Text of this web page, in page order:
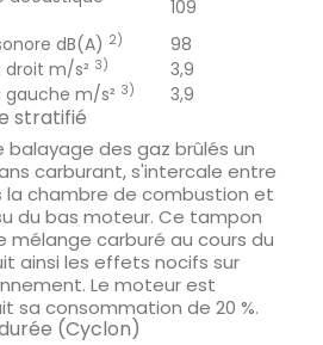
109
dB(A) 2)
98
droit m/s² 3)
3,9
gauche m/s² 3) 3,9
stratifié
balayage des gaz brûlés un
carburant, s'intercale entre
la chambre de combustion et
du bas moteur. Ce tampon
mélange carburé au cours du
ainsi les effets nocifs sur
Le moteur est
sa consommation de 20 %.
(Cyclon)